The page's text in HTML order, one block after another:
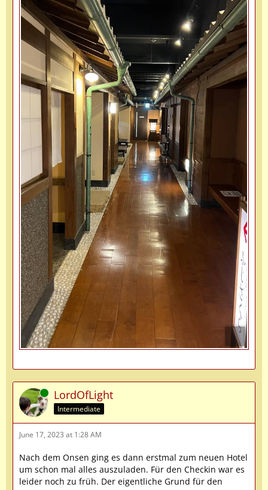
Online LordOfLight
Intermediate
June 17, 2023 at 1:28 AM
Nach dem Onsen ging es dann erstmal zum neuen Hotel
um schon mal alles auszuladen. Für den Checkin war es
leider noch zu früh. Der eigentliche Grund für den